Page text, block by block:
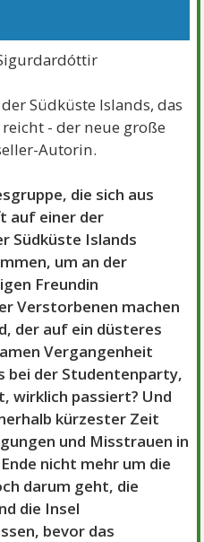
Südküste Islands, das
- der neue große
Autorin.
die sich aus
auf einer der
Südküste Islands
um an der
Freundin
Verstorbenen machen
der auf ein düsteres
Vergangenheit
bei der Studentenparty,
wirklich passiert? Und
kürzester Zeit
und Misstrauen in
nicht mehr um die
darum geht, die
die Insel
bevor das